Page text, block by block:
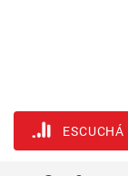
ESCUCHÁ